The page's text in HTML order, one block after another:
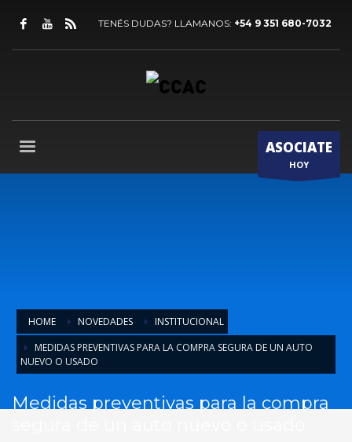
TENÉS DUDAS? LLAMANOS: +54 9 351 680-7032
ASOCIATE
HOY
HOME NOVEDADES
INSTITUCIONAL
MEDIDAS PREVENTIVAS PARA LA COMPRA SEGURA DE UN AUTO
NUEVO O USADO
Medidas preventivas para la compra